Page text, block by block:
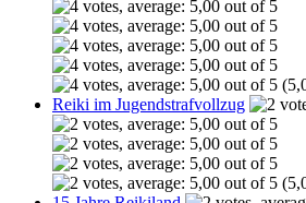
Reiki im Jugendstrafvollzug